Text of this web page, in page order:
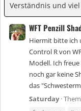
Verständnis und
WFT Penzill
Hiermit bitte ich
Control R von
Modell. Ich
noch gar keine
das
Saturday